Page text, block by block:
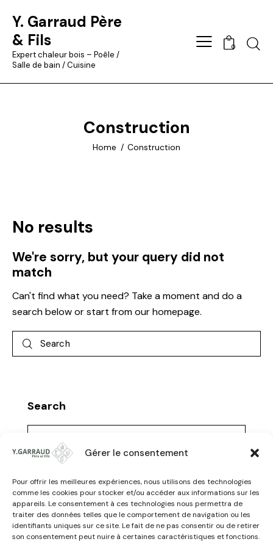
Gérer le consentement
Pour offrir les meilleures expériences, nous utilisons des technologies
comme les cookies pour stocker et/ou accéder aux informations sur les
appareils. Le consentement à ces technologies nous permettra de
traiter des données telles que le comportement de navigation ou les
identifiants uniques sur ce site. Le fait de ne pas consentir ou de retirer
son consentement peut nuire à certaines caractéristiques et fonctions.
Y. Garraud Père
& Fils
Expert chaleur bois – Poêle /
Salle de bain / Cuisine
0
Construction
Home Construction
No results
We're sorry, but your query did not
match
Can't find what you need? Take a moment and do a
search below or start fromour homepage.
Search
Search
Rechercher :
Aucune catégorie